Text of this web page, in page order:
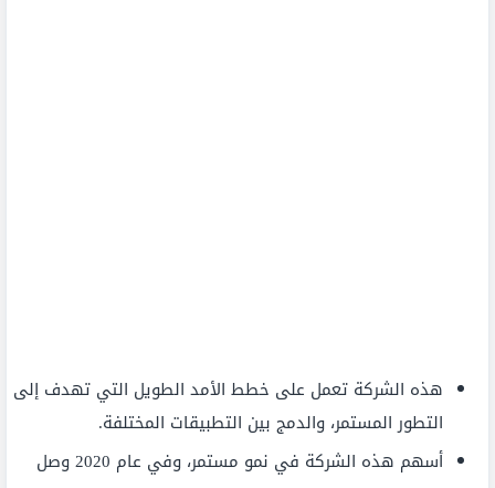
هذه الشركة تعمل على خطط الأمد الطويل التي تهدف إلى
التطور المستمر، والدمج بين التطبيقات المختلفة.
أسهم هذه الشركة في نمو مستمر، وفي عام 2020 وصل